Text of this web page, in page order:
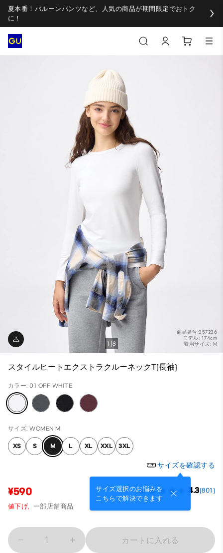
夏本番！バルーンパンツなど、人気の商品が期間限定でおトク
に！
商品番号:357236
モデル: 174cm
着用サイズ: M
1 8
スタイルヒートエクストラクルーネックT(長袖)
カラー: 01 OFF WHITE
サイズ: WOMEN M
XS S M L XL XXL 3XL
サイズを確認する
サイズ選択のお悩みを
こちらで解決できます
¥590 4.3(801)
値下げ, 一部店舗商品
1 カートに入れる